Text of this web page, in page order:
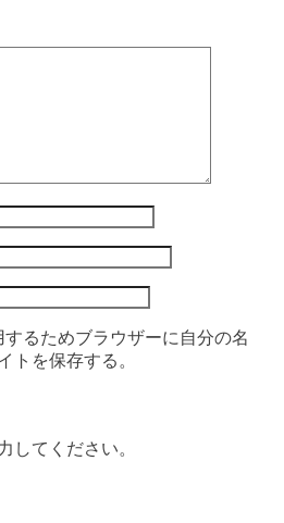
るためブラウザーに自分の名
トを保存する。
してください。